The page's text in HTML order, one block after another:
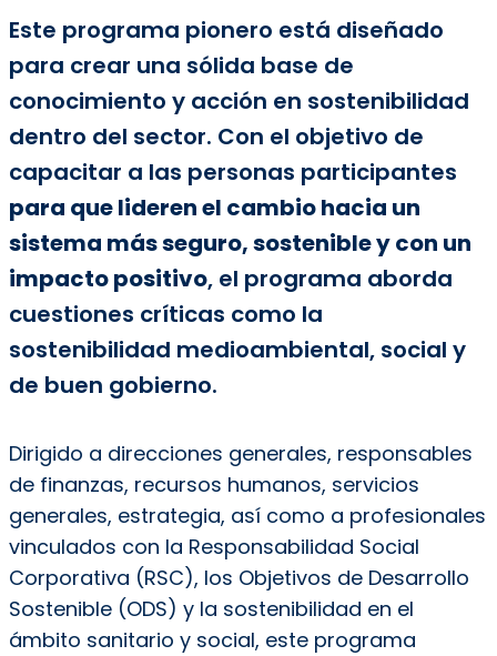
Este programa pionero está diseñado
para crear una sólida base de
conocimiento y acción en sostenibilidad
dentro del sector. Con el objetivo de
capacitar a las personas participantes
para que lideren el cambio hacia un
sistema más seguro, sostenible y con un
impacto positivo, el programa aborda
cuestiones críticas como la
sostenibilidad medioambiental, social y
de buen gobierno.
Dirigido a direcciones generales, responsables
de finanzas, recursos humanos, servicios
generales, estrategia, así como a profesionales
vinculados con la Responsabilidad Social
Corporativa (RSC), los Objetivos de Desarrollo
Sostenible (ODS) y la sostenibilidad en el
ámbito sanitario y social, este programa